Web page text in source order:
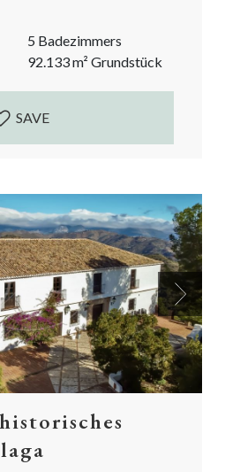
(Gästehäuser), in denen
oder Ihr Personal wohnen
der Suche sind nach dem
Lebensstil und
leben möchten, dann werden
5 Badezimmers
92.133m² Grundstück
SAVE
Next